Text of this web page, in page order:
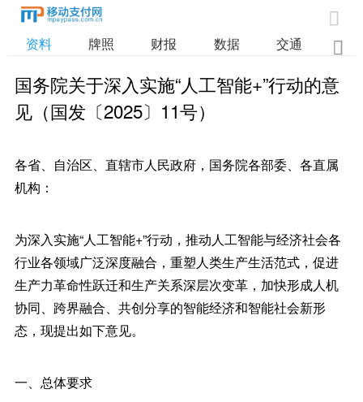

资料 牌照 财报 数据 交通 
国务院关于深入实施“人工智能+”行动的意
见（国发〔2025〕11号）
各省、自治区、直辖市人民政府，国务院各部委、各直属
机构：
为深入实施“人工智能+”行动，推动人工智能与经济社会各
行业各领域广泛深度融合，重塑人类生产生活范式，促进
生产力革命性跃迁和生产关系深层次变革，加快形成人机
协同、跨界融合、共创分享的智能经济和智能社会新形
态，现提出如下意见。
一、总体要求